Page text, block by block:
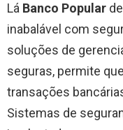
Lá Banco Popular
inabalável com
soluções de
seguras, permite
transações
Sistemas de